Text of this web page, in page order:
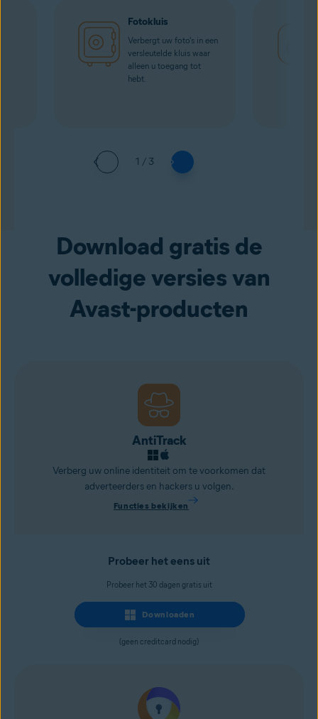
Fotokluis
Verbergt uw foto's in een
versleutelde kluis waar
alleen u toegang tot
hebt.
1 / 3
Download gratis de
volledige versies van
Avast-producten
AntiTrack
Verberg uw online identiteit om te voorkomen dat
adverteerders en hackersu volgen.
Functies bekijken
Probeer het eens uit
Probeer het 30 dagen gratis uit
Downloaden
(geen creditcard nodig)